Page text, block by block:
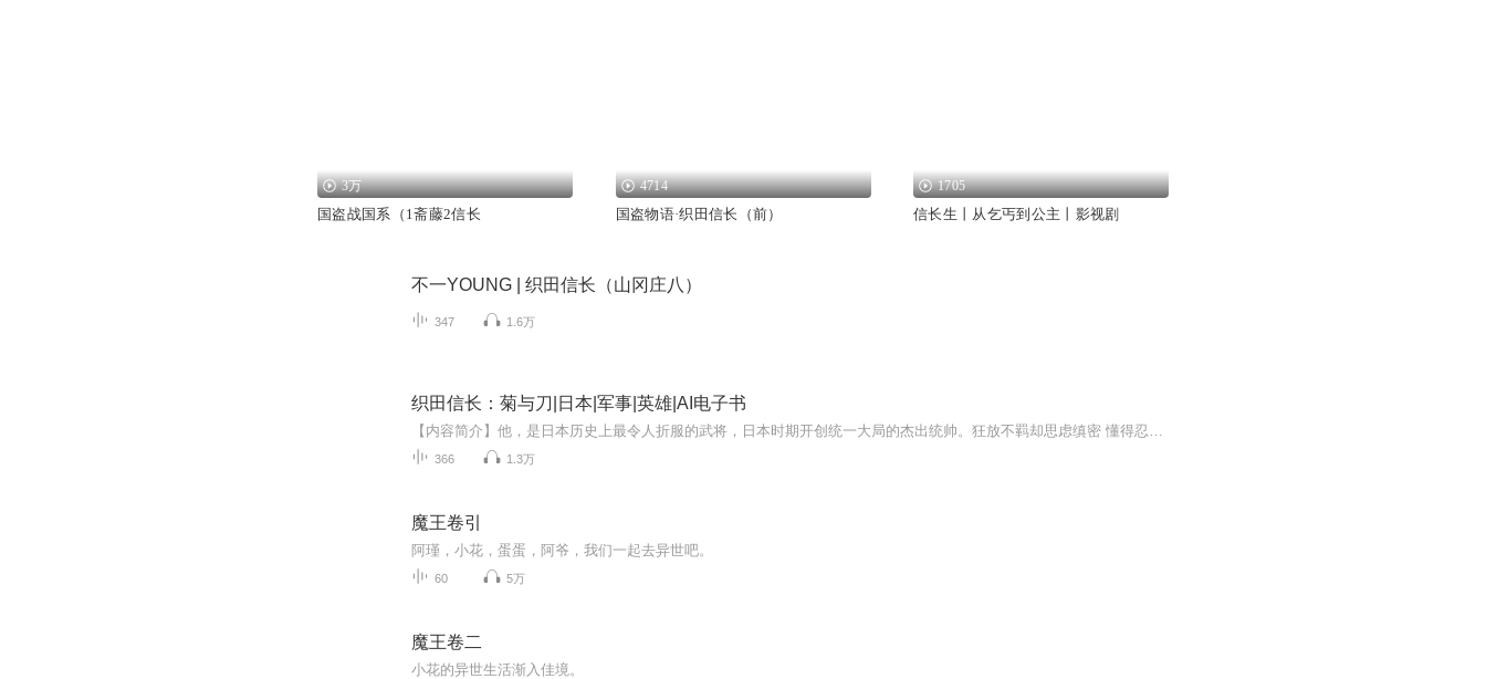
3万
国盗战国系（1斋藤2信长
4714
国盗物语·织田信长（前）
1705
信长生丨从乞丐到公主丨影视剧
不一YOUNG | 织田信长（山冈庄八）
347 1.6万
织田信长：菊与刀|日本|军事|英雄|AI电子书
【内容简介】他，是日本历史上最令人折服的武将，日本时期开创统一大局的杰出统帅。狂放不羁却思虑缜密 懂得忍让雌伏，也敢于大胆行事 积极引进西方器械和宗教，也保留着日本武士极重名誉的特质 有人说他“先破坏再建设”，是“风云儿”、“革命家” 也有...
366 1.3万
魔王卷引
阿瑾，小花，蛋蛋，阿爷，我们一起去异世吧。
60 5万
魔王卷二
小花的异世生活渐入佳境。